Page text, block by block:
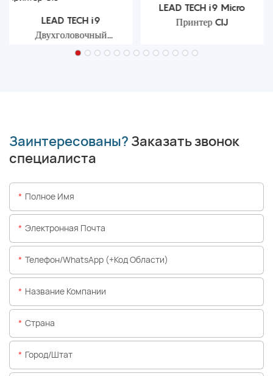
LEAD TECH i9
Двухголовочный
струйный принтер CIJ
LEAD TECH i9 Micro
Принтер CIJ
Заинтересованы? Заказать звонок
специалиста
Полное Имя
Электронная Почта
Телефон/WhatsApp (+код Области)
Название Компании
Страна
Город/штат